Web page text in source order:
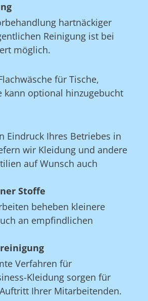
hartnäckiger
Reinigung ist bei
möglich.
für Tische,
kann optional hinzugebucht
Eindruck Ihres Betriebes in
wir Kleidung und andere
auf Wunsch auch
Stoffe
beheben kleinere
an empfindlichen
Verfahren für
Kleidung sorgen für
Ihrer Mitarbeitenden.